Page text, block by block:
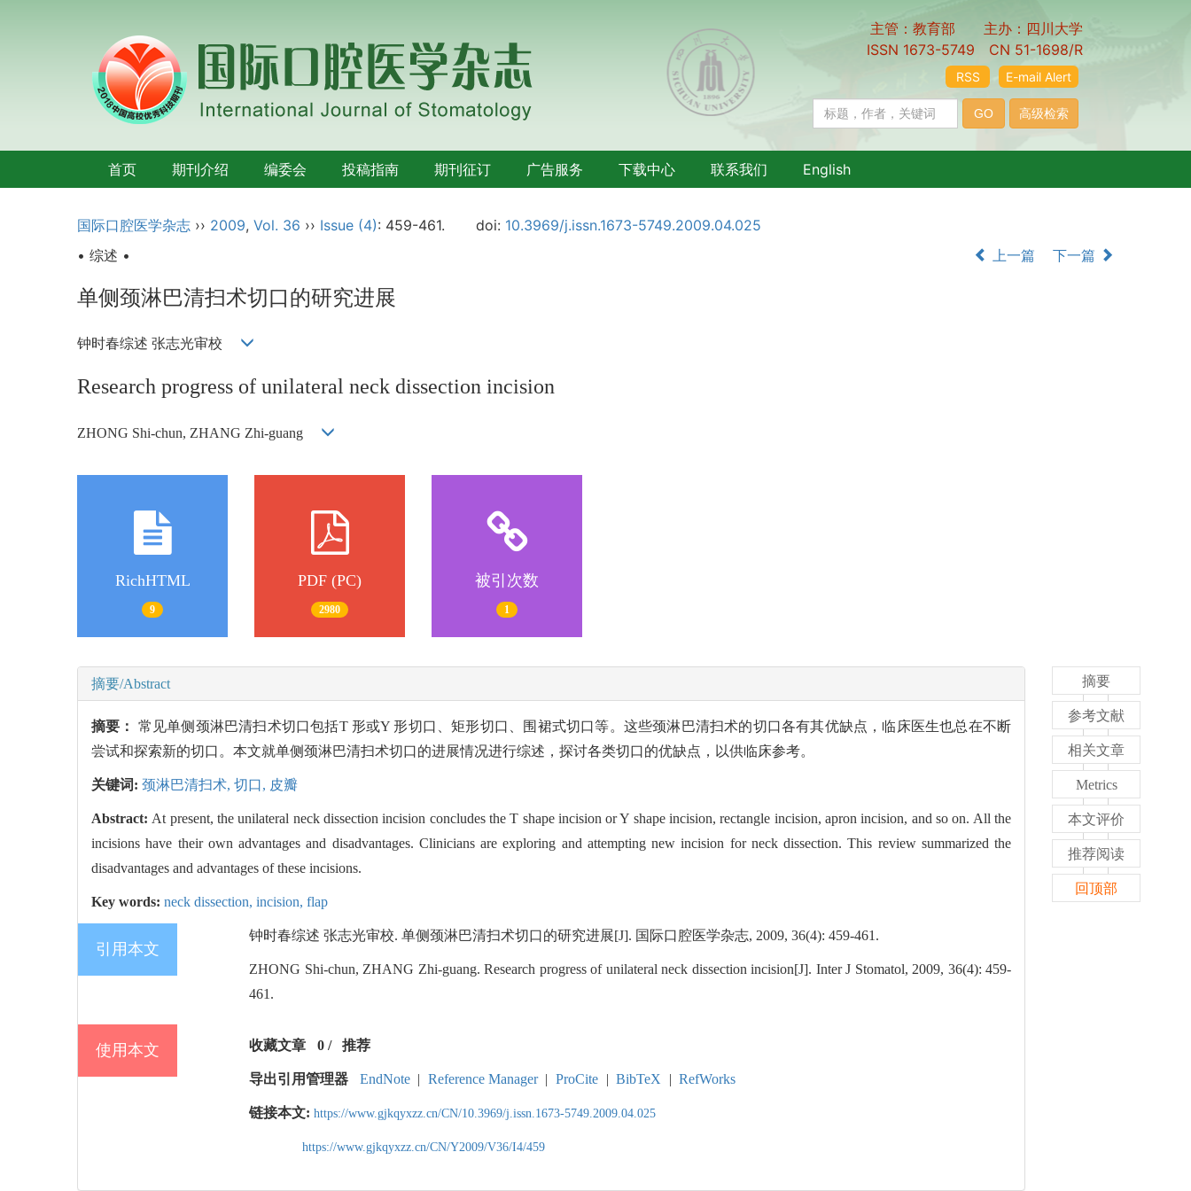
主管：教育部 主办：四川大学
ISSN 1673-5749 CN 51-1698/R
E-mail Alert
RSS
首页 期刊介绍 编委会 投稿指南 期刊征订 广告服务 下载中心 联系我们 English
国际口腔医学杂志 ›› 2009, Vol. 36 ›› Issue (4): 459-461. doi: 10.3969/j.issn.1673-5749.2009.04.025
• 综述 •
上一篇 下一篇
单侧颈淋巴清扫术切口的研究进展
钟时春综述 张志光审校
Research progress of unilateral neck dissection incision
ZHONG Shi-chun, ZHANG Zhi-guang
RichHTML
9
PDF (PC)
2980
被引次数
1
摘要/Abstract
摘要： 常见单侧颈淋巴清扫术切口包括T 形或Y 形切口、矩形切口、围裙式切口等。这些颈淋巴清扫术的切口各有其优缺点，临床医生也总在不断
尝试和探索新的切口。本文就单侧颈淋巴清扫术切口的进展情况进行综述，探讨各类切口的优缺点，以供临床参考。
关键词: 颈淋巴清扫术, 切口, 皮瓣
Abstract: At present, the unilateral neck dissection incision concludes the T shape incision or Y shape incision, rectangle incision, apron incision, and so on. All the
incisions have their own advantages and disadvantages. Clinicians are exploring and attempting new incision for neck dissection. This review summarized the
disadvantages and advantages of these incisions.
Key words: neck dissection, incision, flap
引用本文
钟时春综述 张志光审校. 单侧颈淋巴清扫术切口的研究进展[J]. 国际口腔医学杂志, 2009, 36(4): 459-461.
ZHONG Shi-chun, ZHANG Zhi-guang. Research progress of unilateral neck dissection incision[J]. Inter J Stomatol, 2009, 36(4): 459-
461.
使用本文 收藏文章 0/ 推荐
导出引用管理器 EndNote | Reference Manager | ProCite | BibTeX | RefWorks
链接本文: https://www.gjkqyxzz.cn/CN/10.3969/j.issn.1673-5749.2009.04.025
https://www.gjkqyxzz.cn/CN/Y2009/V36/I4/459
摘要
参考文献
相关文章
Metrics
本文评价
推荐阅读
回顶部